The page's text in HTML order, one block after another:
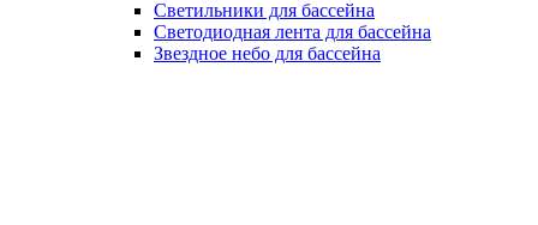
Светильники для бассейна
Светодиодная лента для бассейна
Звездное небо для бассейна